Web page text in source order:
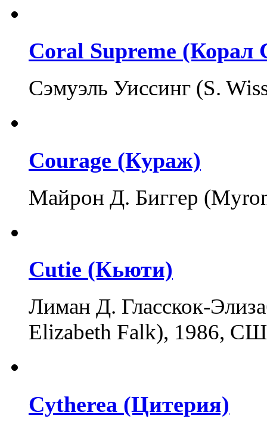
Coral Supreme (Корал
Сэмуэль Уиссинг (S.
Courage (Кураж)
Майрон Д. Биггер
Cutie (Кьюти)
Лиман Д. Гласскок-
Elizabeth Falk), 1986,
Cytherea (Цитерия)